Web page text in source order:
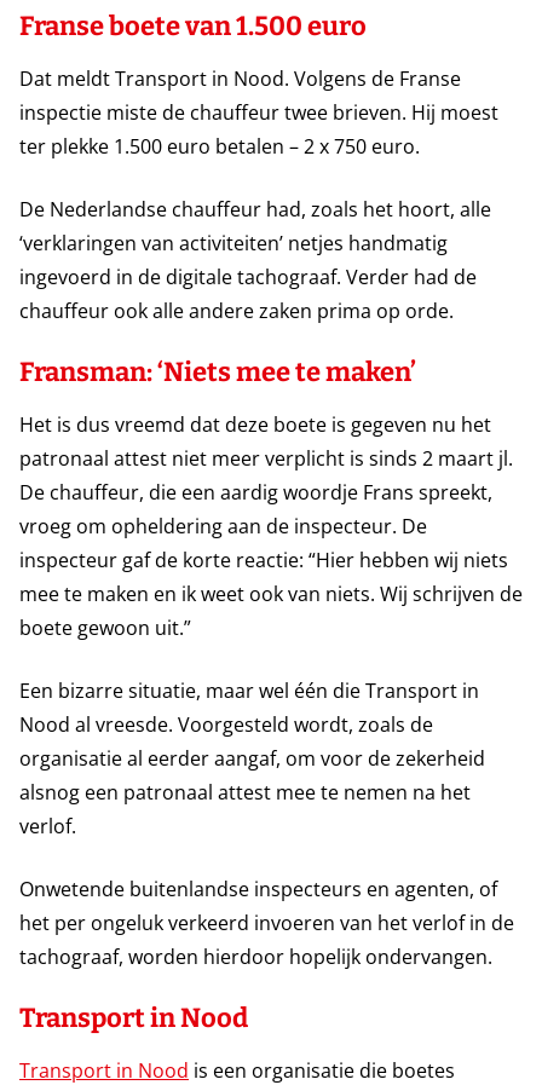
Franse boete van 1.500 euro
Dat meldt Transport in Nood. Volgens de Franse
inspectie miste de chauffeur twee brieven. Hij moest
ter plekke 1.500 euro betalen – 2 x 750 euro.
De Nederlandse chauffeur had, zoals het hoort, alle
‘verklaringen van activiteiten’ netjes handmatig
ingevoerd in de digitale tachograaf. Verder had de
chauffeur ook alle andere zaken prima op orde.
Fransman: ‘Niets mee te maken’
Het is dus vreemd dat deze boete is gegeven nu het
patronaal attest niet meer verplicht is sinds 2 maart jl.
De chauffeur, die een aardig woordje Frans spreekt,
vroeg om opheldering aan de inspecteur. De
inspecteur gaf de korte reactie: “Hier hebben wij niets
mee te maken en ik weet ook van niets. Wij schrijven de
boete gewoon uit.”
Een bizarre situatie, maar wel één die Transport in
Nood al vreesde. Voorgesteld wordt, zoals de
organisatie al eerder aangaf, om voor de zekerheid
alsnog een patronaal attest mee te nemen na het
verlof.
Onwetende buitenlandse inspecteurs en agenten, of
het per ongeluk verkeerd invoeren van het verlof in de
tachograaf, worden hierdoor hopelijk ondervangen.
Transport in Nood
Transport in Nood is een organisatie die boetes